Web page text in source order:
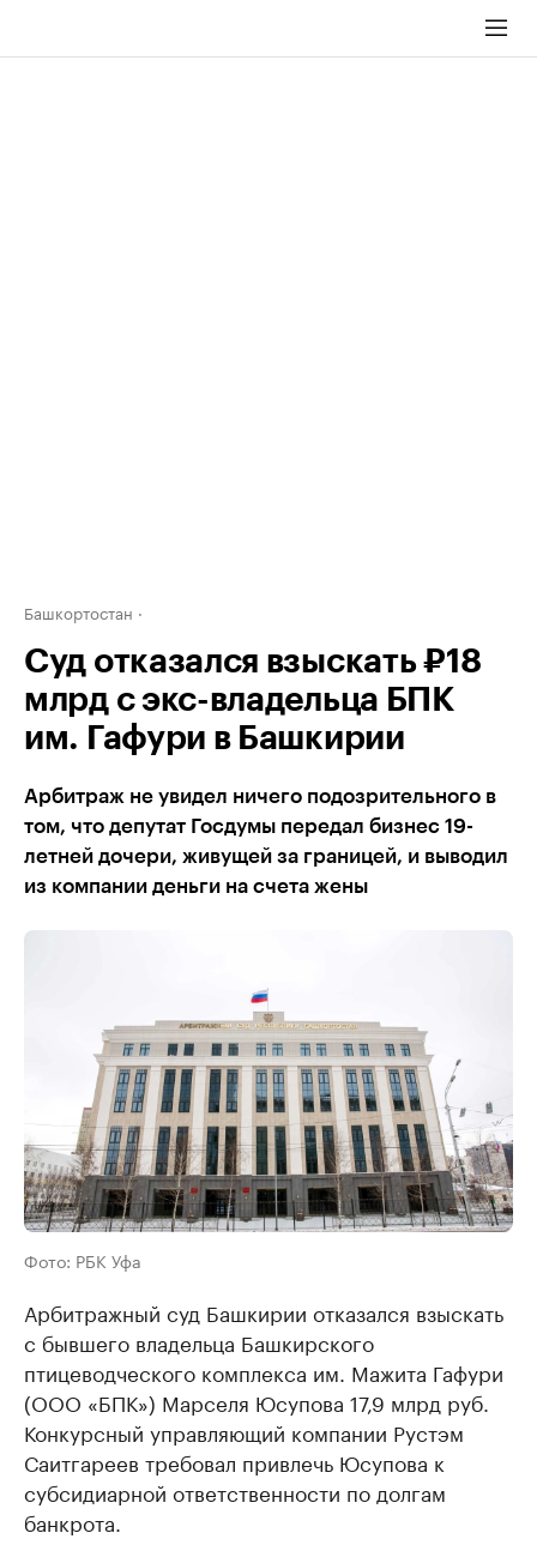
Башкортостан
Суд отказался взыскать ₽18
млрд с экс-владельца БПК
им. Гафури в Башкирии
Арбитраж не увидел ничего подозрительного в
том, что депутат Госдумы передал бизнес 19-
летней дочери, живущей за границей, и выводил
из компании деньги на счета жены
Фото: РБК Уфа
Арбитражный суд Башкирии отказался взыскать
с бывшего владельца Башкирского
птицеводческого комплекса им. Мажита Гафури
(ООО «БПК») Марселя Юсупова 17,9 млрд руб.
Конкурсный управляющий компании Рустэм
Саитгареев требовал привлечь Юсупова к
субсидиарной ответственности по долгам
банкрота.